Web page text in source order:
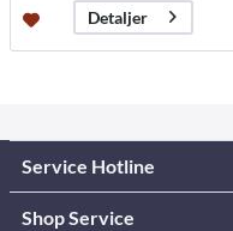
Detaljer
Service Hotline
Shop Service